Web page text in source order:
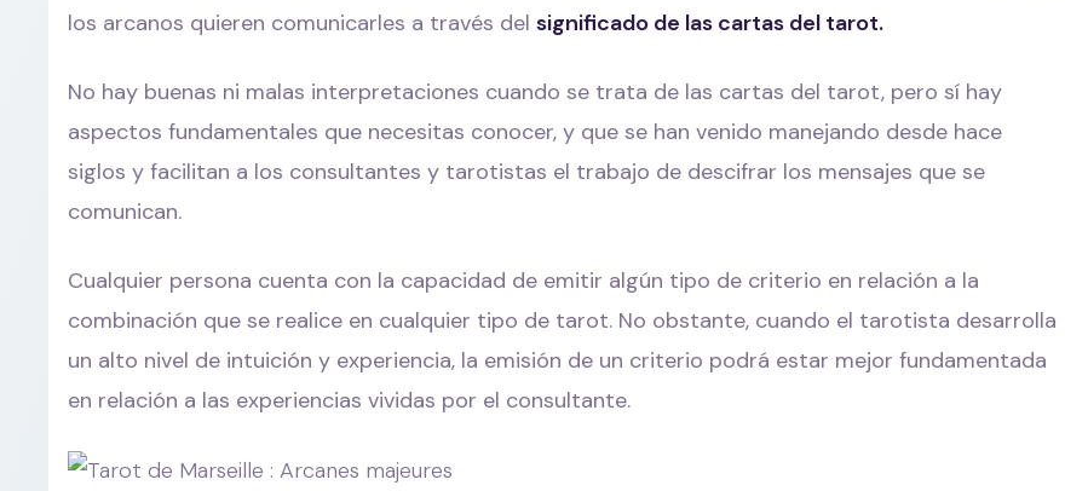
los arcanos quieren comunicarles a través delsignificado de las cartas del tarot.
No hay buenas ni malas interpretaciones cuando se trata de las cartas del tarot, pero sí hay
aspectos fundamentales que necesitas conocer, y que se han venido manejando desde hace
siglos y facilitan a los consultantes y tarotistas el trabajo de descifrar los mensajes que se
comunican.
Cualquier persona cuenta con la capacidad de emitir algún tipo de criterio en relación a la
combinación que se realice en cualquier tipo de tarot. No obstante, cuando el tarotista desarrolla
un alto nivel de intuición y experiencia, la emisión de un criterio podrá estar mejor fundamentada
en relación a las experiencias vividas por el consultante.